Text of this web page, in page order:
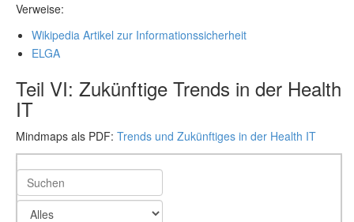
Verweise:
Wikipedia Artikel zur Informationssicherheit
ELGA
Teil VI: Zukünftige Trends in der Health
IT
Mindmaps als PDF: Trends und Zukünftiges in der Health IT